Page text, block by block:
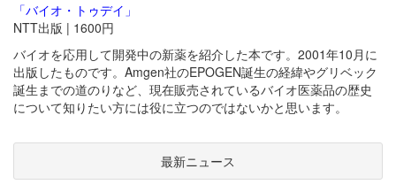
「バイオ・トゥデイ」
NTT出版 | 1600円
バイオを応用して開発中の新薬を紹介した本です。2001年10月に
出版したものです。Amgen社のEPOGEN誕生の経緯やグリベック
誕生までの道のりなど、現在販売されているバイオ医薬品の歴史
について知りたい方には役に立つのではないかと思います。
最新ニュース